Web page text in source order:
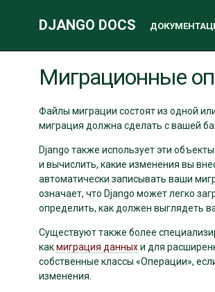
DJANGO DOCS
Миграционные
Файлы миграции состоят из одной
миграция должна сделать с вашей
Django также использует эти
и вычислить, какие изменения вы
автоматически записывать ваши
означает, что Django может легко
определить, как должен выглядеть
Существуют также более
какмиграция данныхи для
собственные классы «Операции»,
изменения.
информация